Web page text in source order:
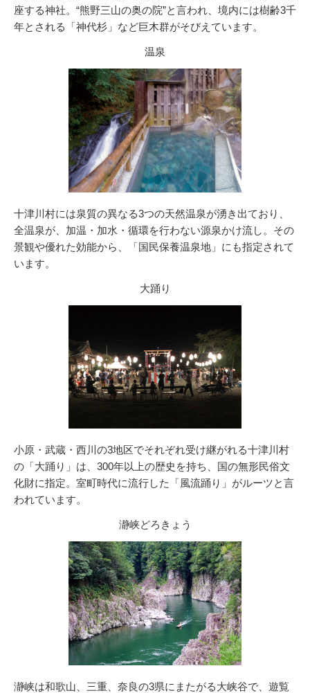
座する神社。“熊野三山の奥の院”と言われ、境内には樹齢3千
年とされる「神代杉」など巨木群がそびえています。
温泉
十津川村には泉質の異なる3つの天然温泉が湧き出ており、
全温泉が、加温・加水・循環を行わない源泉かけ流し。その
景観や優れた効能から、「国民保養温泉地」にも指定されて
います。
大踊り
小原・武蔵・西川の3地区でそれぞれ受け継がれる十津川村
の「大踊り」は、300年以上の歴史を持ち、国の無形民俗文
化財に指定。室町時代に流行した「風流踊り」がルーツと言
われています。
瀞峡どろきょう
瀞峡は和歌山、三重、奈良の3県にまたがる大峡谷で、遊覧